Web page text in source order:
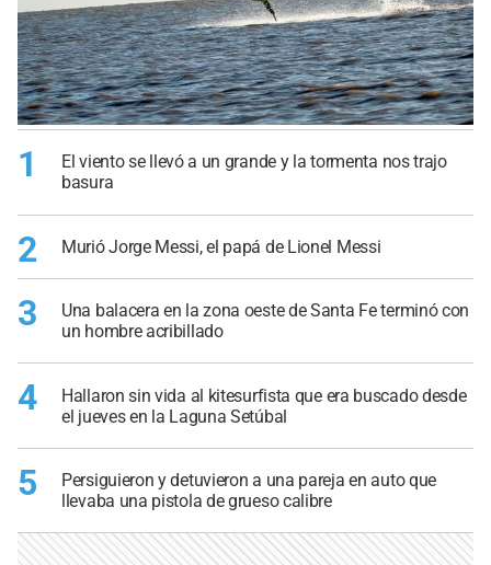
1
El viento se llevó a un grande y la tormenta nos trajo
basura
2 Murió Jorge Messi, el papá de Lionel Messi
3
Una balacera en la zona oeste de Santa Fe terminó con
un hombre acribillado
4
Hallaron sin vida al kitesurfista que era buscado desde
el jueves en la Laguna Setúbal
5
Persiguieron y detuvieron a una pareja en auto que
llevaba una pistola de grueso calibre